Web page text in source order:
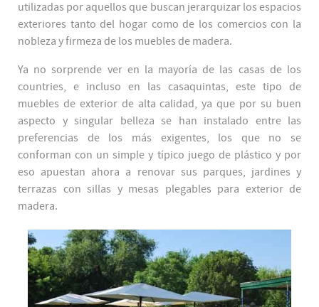
utilizadas por aquellos que buscan jerarquizar los espacios
exteriores tanto del hogar como de los comercios con la
nobleza y firmeza de los muebles de madera.
Ya no sorprende ver en la mayoría de las casas de los
countries, e incluso en las casaquintas, este tipo de
muebles de exterior de alta calidad, ya que por su buen
aspecto y singular belleza se han instalado entre las
preferencias de los más exigentes, los que no se
conforman con un simple y típico juego de plástico y por
eso apuestan ahora a renovar sus parques, jardines y
terrazas con sillas y mesas plegables para exterior de
madera.